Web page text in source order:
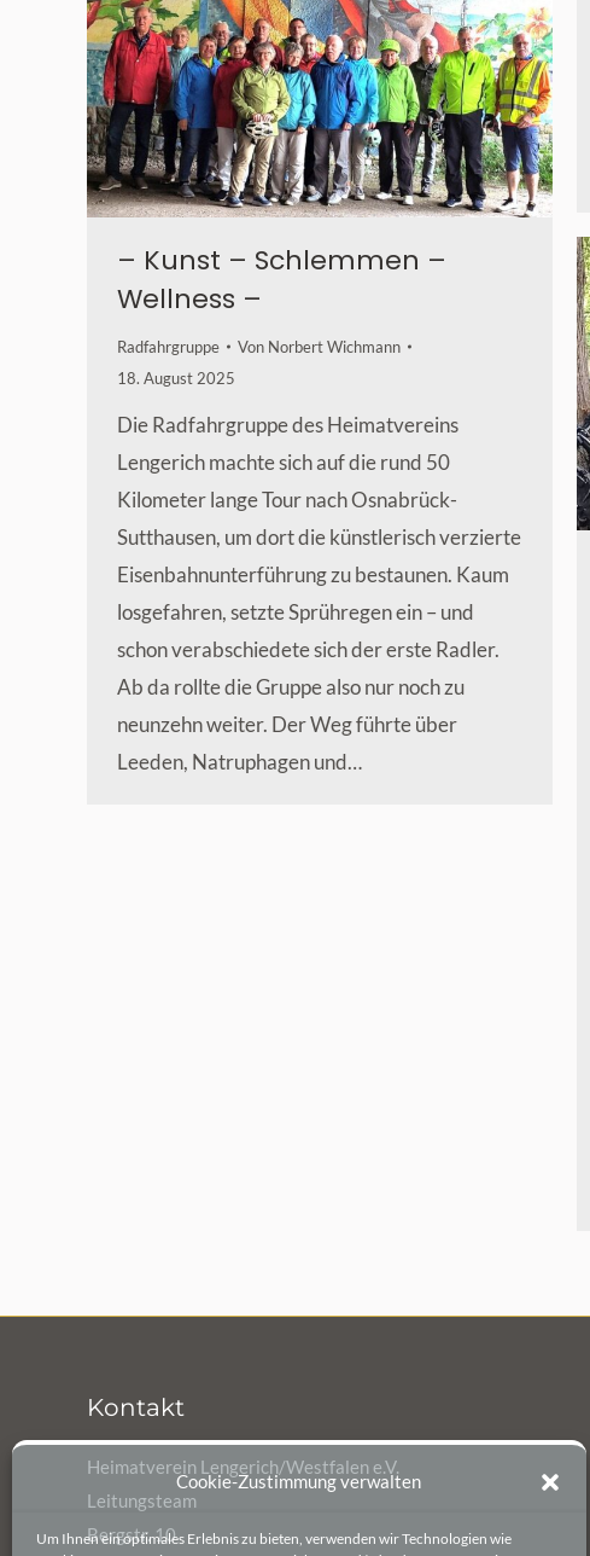
Cookie-Zustimmung verwalten
Um Ihnen ein optimales Erlebnis zu bieten, verwenden wir Technologien wie
– Kunst – Schlemmen –
Wellness –
Radfahrgruppe Von Norbert Wichmann
18. August 2025
Die Radfahrgruppe des Heimatvereins
Lengerich machte sich auf die rund 50
Kilometer lange Tour nach Osnabrück-
Sutthausen, um dort die künstlerisch verzierte
Eisenbahnunterführung zu bestaunen. Kaum
losgefahren, setzte Sprühregen ein – und
schon verabschiedete sich der erste Radler.
Ab da rollte die Gruppe also nur noch zu
neunzehn weiter. Der Weg führte über
Leeden, Natruphagen und…
Kontakt
Heimatverein Lengerich/Westfalen e.V.
Leitungsteam
Bergstr. 10